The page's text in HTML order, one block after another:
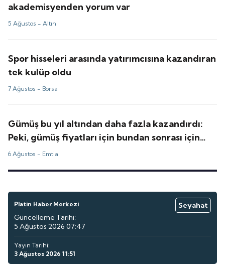
akademisyenden yorum var
5 Ağustos -Altın
Spor hisseleri arasında yatırımcısına kazandıran
tek kulüp oldu
7 Ağustos - Borsa
Gümüş bu yıl altından daha fazla kazandırdı:
Peki, gümüş fiyatları için bundan sonrası için
tahminler ne?
6 Ağustos - Emtia
Platin Haber Merkezi
Seyahat
Güncelleme Tarihi:
5 Ağustos 2026 07:47
Yayın Tarihi:
3 Ağustos 2026 11:51